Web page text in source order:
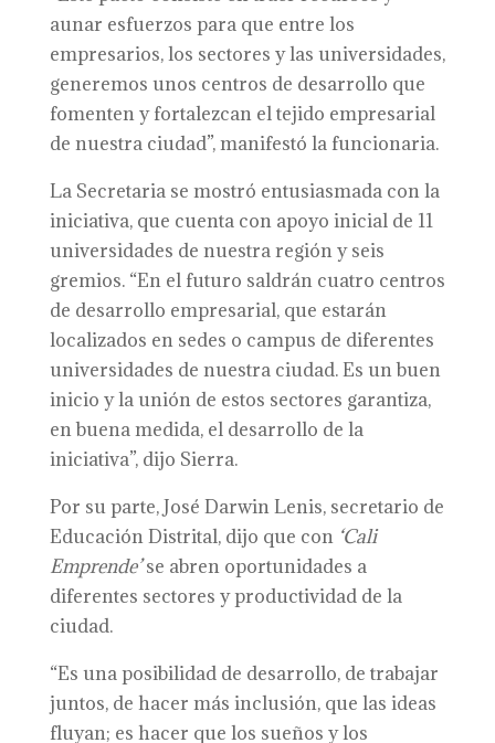
aunar esfuerzos para que entre los
empresarios, los sectores y las universidades,
generemos unos centros de desarrollo que
fomenten y fortalezcan el tejido empresarial
de nuestra ciudad”, manifestó la funcionaria.
La Secretaria se mostró entusiasmada con la
iniciativa, que cuenta con apoyo inicial de 11
universidades de nuestra región y seis
gremios. “En el futuro saldrán cuatro centros
de desarrollo empresarial, que estarán
localizados en sedes o campus de diferentes
universidades de nuestra ciudad. Es un buen
inicio y la unión de estos sectores garantiza,
en buena medida, el desarrollo de la
iniciativa”, dijo Sierra.
Por su parte, José Darwin Lenis, secretario de
Educación Distrital, dijo que con ‘Cali
Emprende’se abren oportunidades a
diferentes sectores y productividad de la
ciudad.
“Es una posibilidad de desarrollo, de trabajar
juntos, de hacer más inclusión, que las ideas
fluyan; es hacer que los sueños y los